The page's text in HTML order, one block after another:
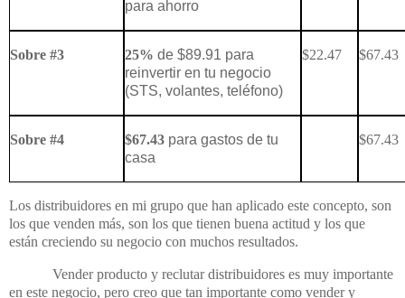
para ahorro
Sobre #3 25% de $89.91 para
reinvertir en tu negocio
(STS, volantes, teléfono)
$22.47 $67.43
Sobre #4 $67.43 para gastos de tu
casa
$67.43
Los distribuidores en mi grupo que han aplicado este concepto, son
los que venden más, son los que tienen buena actitud y los que
están creciendo su negocio con muchos resultados.
Vender producto y reclutar distribuidores es muy importante
en este negocio, pero creo que tan importante como vender y